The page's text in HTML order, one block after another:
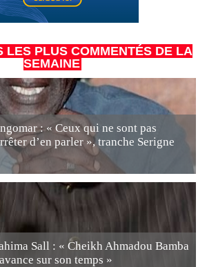
LES PLUS COMMENTÉS DE LA
SEMAINE
: « Ceux qui ne sont pas
d’en parler », tranche Serigne
Sall : « Cheikh Ahmadou Bamba
sur son temps »